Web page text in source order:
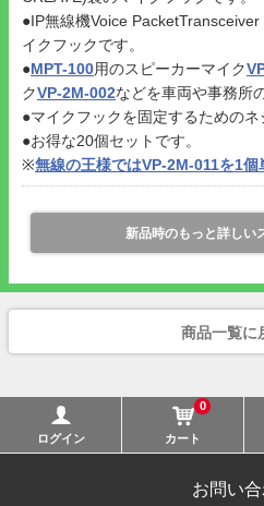
●IP無線機Voice PacketTransceiver
イクフックです。
●MPT-100用のスピーカーマイク
クVP-2M-002などを車両や事務所
●マイクフックを固定するためのネ
●お得な20個セットです。
※無線の王様ではVP-2M-011を1個
新品時のもっと詳しい
商品一覧に
ログイン
0
カート
お問い